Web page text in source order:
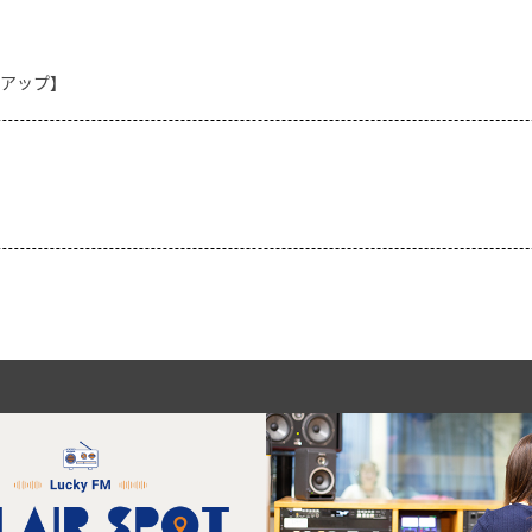
ップ】